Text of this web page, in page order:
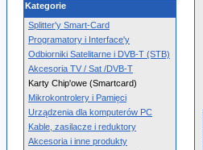
Kategorie
Splitter'y Smart-Card
Programatory i Interface'y
Odbiorniki Satelitarne i DVB-T (STB)
Akcesoria TV / Sat /DVB-T
Karty Chip'owe (Smartcard)
Mikrokontrolery i Pamięci
Urządzenia dla komputerów PC
Kable, zasilacze i reduktory
Akcesoria i inne produkty